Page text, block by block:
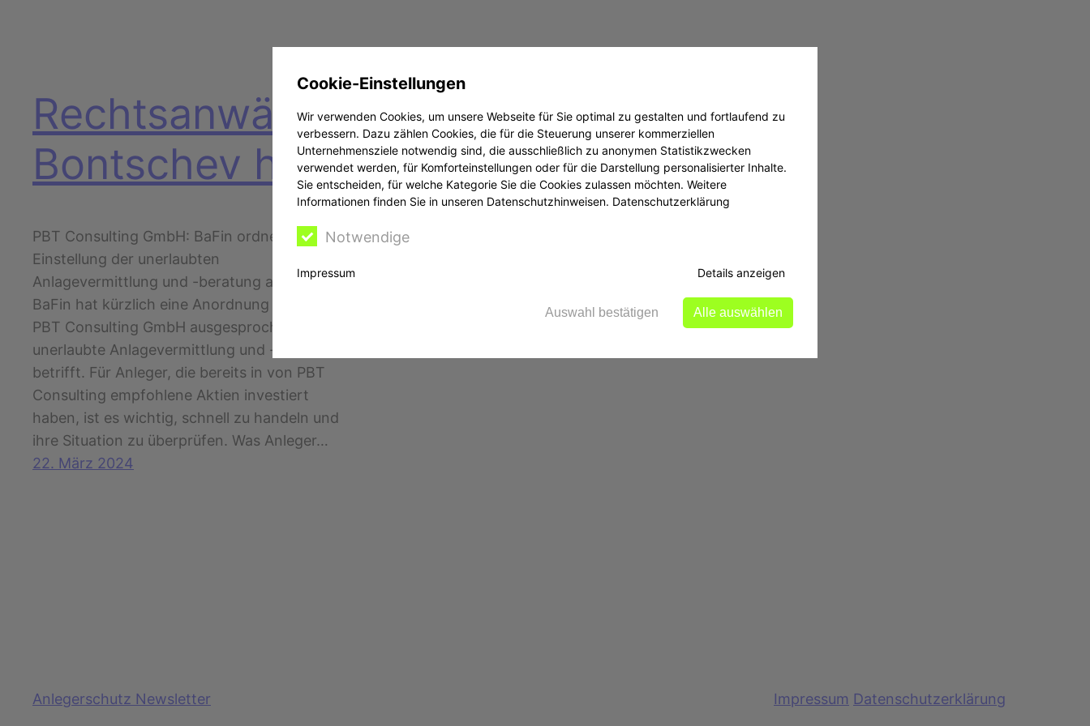
Rechtsanwältin
Bontschev hilft
PBT Consulting GmbH: BaFin ordnet
Einstellung der unerlaubten
Anlagevermittlung und -beratung an Die
BaFin hat kürzlich eine Anordnung gegen die
PBT Consulting GmbH ausgesprochen, die
unerlaubte Anlagevermittlung und -beratung
betrifft. Für Anleger, die bereits in von PBT
Consulting empfohlene Aktien investiert
haben, ist es wichtig, schnell zu handeln und
ihre Situation zu überprüfen. Was Anleger…
22. März 2024
Anlegerschutz Newsletter Impressum Datenschutzerklärung
Cookie-Einstellungen
Wir verwenden Cookies, um unsere Webseite für Sie optimal zu gestalten und fortlaufend zu
verbessern. Dazu zählen Cookies, die für die Steuerung unserer kommerziellen
Unternehmensziele notwendig sind, die ausschließlich zu anonymen Statistikzwecken
verwendet werden, für Komforteinstellungen oder für die Darstellung personalisierter Inhalte.
Sie entscheiden, für welche Kategorie Sie die Cookies zulassen möchten. Weitere
Informationen finden Sie in unseren Datenschutzhinweisen. Datenschutzerklärung
Notwendige
Impressum Details anzeigen
Auswahl bestätigen Alle auswählen